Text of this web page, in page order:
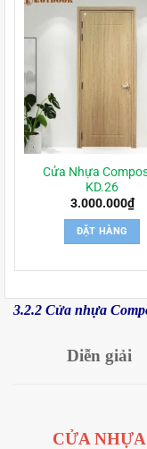
Cửa Nhựa
KD.26
3.000.000₫
ĐẶT HÀNG
3.2.2 Cửa nhựa
Diễn giải
CỬA NHỰA